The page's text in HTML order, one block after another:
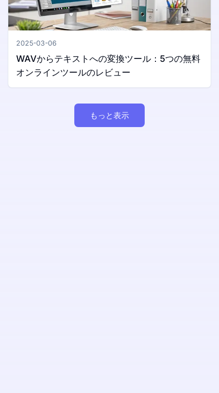
2025-03-06
WAVからテキストへの変換ツール：5つの無料
オンラインツールのレビュー
もっと表示